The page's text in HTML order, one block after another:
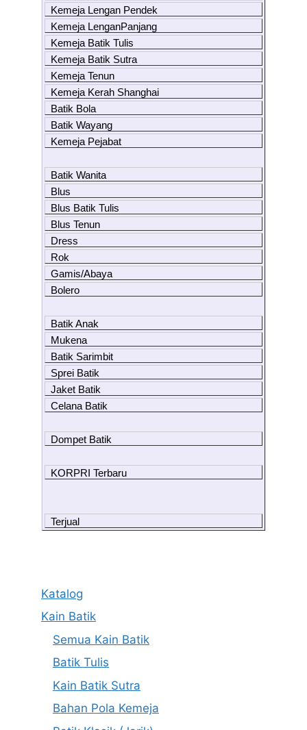
Kemeja Lengan Pendek
Kemeja LenganPanjang
Kemeja Batik Tulis
Kemeja Batik Sutra
Kemeja Tenun
Kemeja Kerah Shanghai
Batik Bola
Batik Wayang
Kemeja Pejabat
Batik Wanita
Blus
Blus Batik Tulis
Blus Tenun
Dress
Rok
Gamis/Abaya
Bolero
Batik Anak
Mukena
Batik Sarimbit
Sprei Batik
Jaket Batik
Celana Batik
Dompet Batik
KORPRI Terbaru
Terjual
Katalog
Kain Batik
Semua Kain Batik
Batik Tulis
Kain Batik Sutra
Bahan Pola Kemeja